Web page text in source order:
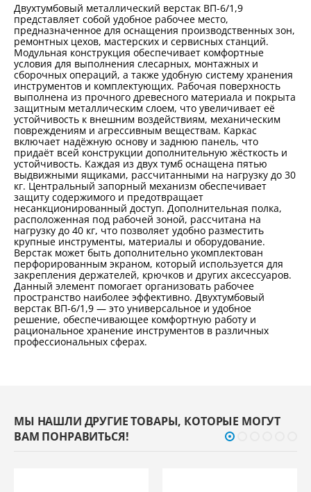
Двухтумбовый металлический верстак ВП-6/1,9
представляет собой удобное рабочее место,
предназначенное для оснащения производственных зон,
ремонтных цехов, мастерских и сервисных станций.
Модульная конструкция обеспечивает комфортные
условия для выполнения слесарных, монтажных и
сборочных операций, а также удобную систему хранения
инструментов и комплектующих. Рабочая поверхность
выполнена из прочного древесного материала и покрыта
защитным металлическим слоем, что увеличивает её
устойчивость к внешним воздействиям, механическим
повреждениям и агрессивным веществам. Каркас
включает надёжную основу и заднюю панель, что
придаёт всей конструкции дополнительную жёсткость и
устойчивость. Каждая из двух тумб оснащена пятью
выдвижными ящиками, рассчитанными на нагрузку до 30
кг. Центральный запорный механизм обеспечивает
защиту содержимого и предотвращает
несанкционированный доступ. Дополнительная полка,
расположенная под рабочей зоной, рассчитана на
нагрузку до 40 кг, что позволяет удобно разместить
крупные инструменты, материалы и оборудование.
Верстак может быть дополнительно укомплектован
перфорированным экраном, который используется для
закрепления держателей, крючков и других аксессуаров.
Данный элемент помогает организовать рабочее
пространство наиболее эффективно. Двухтумбовый
верстак ВП-6/1,9 — это универсальное и удобное
решение, обеспечивающее комфортную работу и
рациональное хранение инструментов в различных
профессиональных сферах.
МЫ НАШЛИ ДРУГИЕ ТОВАРЫ, КОТОРЫЕ МОГУТ
ВАМ ПОНРАВИТЬСЯ!